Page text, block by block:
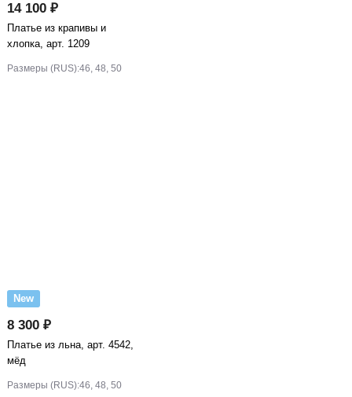
14 100 ₽
Платье из крапивы и
хлопка, арт. 1209
Размеры (RUS):46, 48, 50
New
8 300 ₽
Платье из льна, арт. 4542,
мёд
Размеры (RUS):46, 48, 50